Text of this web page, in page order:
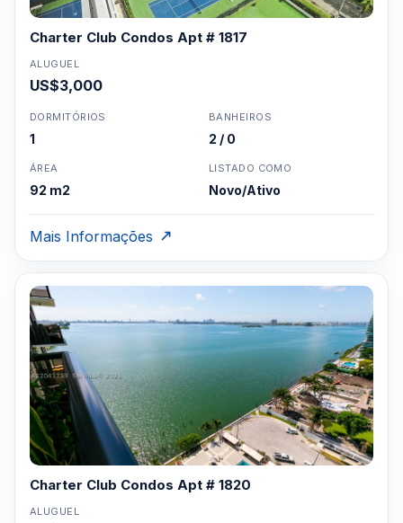
Charter Club Condos Apt # 1817
ALUGUEL
US$3,000
DORMITÓRIOS
1
BANHEIROS
2 / 0
ÁREA
92 m2
LISTADO COMO
Novo/Ativo
Mais Informações
Charter Club Condos Apt # 1820
ALUGUEL